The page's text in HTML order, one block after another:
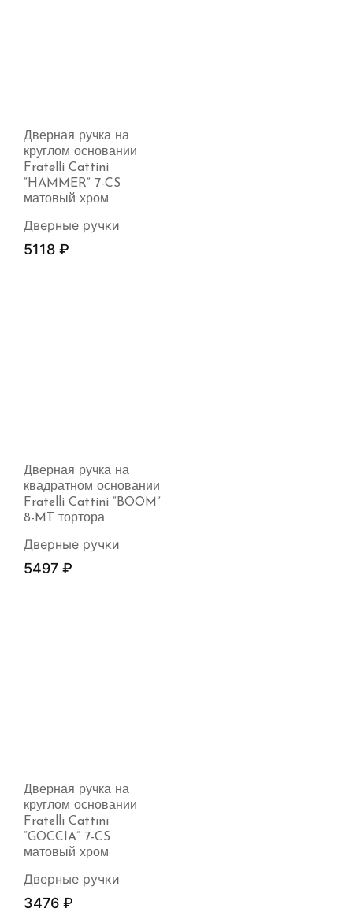
Дверная ручка на
круглом основании
Fratelli Cattini
“HAMMER” 7-CS
матовый хром
Дверные ручки
5118 ₽
Дверная ручка на
квадратном основании
Fratelli Cattini “BOOM”
8-MT тортора
Дверные ручки
5497 ₽
Дверная ручка на
круглом основании
Fratelli Cattini
“GOCCIA” 7-CS
матовый хром
Дверные ручки
3476 ₽